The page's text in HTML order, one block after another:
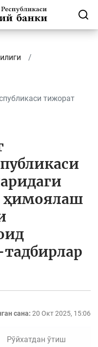
тижорат
ҳимоялаш
сана: 20 Окт 2025, 15:06
Рўйхатдан ўтиш